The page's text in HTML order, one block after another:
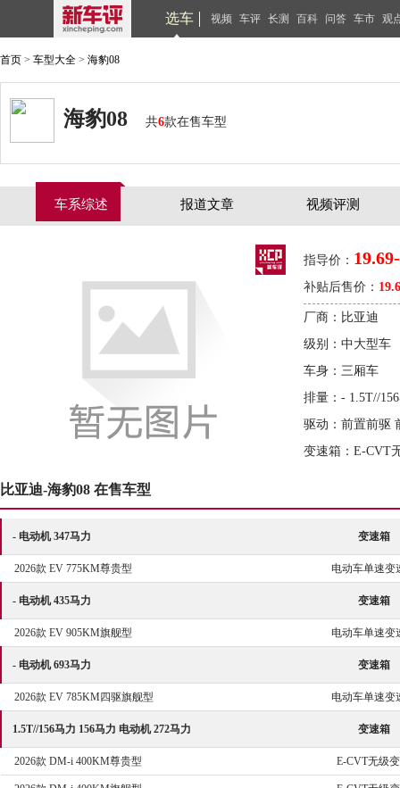
选车 视频 车评 长测 百科 问答 车市 观
首页 > 车型大全 > 海豹08
海豹08 共6款在售车型
车系综述 报道文章 视频评测
指导价：
补贴后售价：
厂商：比亚迪
级别：中大型车
车身：三厢车
排量：- 1.5T//
驱动：前置前驱
变速箱：E-CVT
比亚迪-海豹08 在售车型
- 电动机 347马力 变速箱
2026款 EV 775KM尊贵型 电动车单速变
- 电动机 435马力 变速箱
2026款 EV 905KM旗舰型 电动车单速变
- 电动机 693马力 变速箱
2026款 EV 785KM四驱旗舰型 电动车单速变
1.5T//156马力 156马力 电动机 272马力 变速箱
2026款 DM-i 400KM尊贵型 E-CVT无级